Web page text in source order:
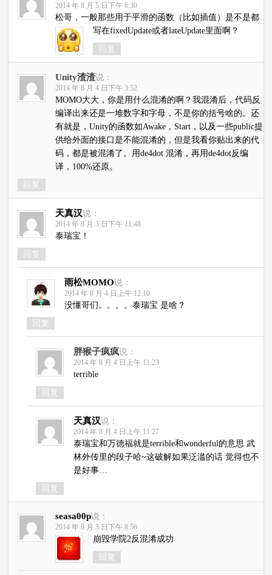
2014 年 8 月 5 日下午 6:30
松哥，一般那些用于平滑的函数（比如插值）是不是都
写在fixedUpdate或者lateUpdate里面啊？
回复
Unity渣渣说：
2014 年 8 月 4 日下午 3:52
MOMO大大，你是用什么混淆的啊？我混淆后，代码反
编译出来还是一堆数字和字母，不是你的括号啥的。还
有就是，Unity的函数如Awake，Start，以及一些public提
供给外面的接口是不能混淆的，但是我看你贴出来的代
码，都是被混淆了。用de4dot 混淆，再用de4dot反编
译，100%还原。
回复
天真汉说：
2014 年 8 月 3 日下午 11:48
泰瑞宝！
回复
雨松MOMO说：
2014 年 8 月 4 日上午 12:10
没懂哥们。。。。泰瑞宝 是啥？
回复
胖猴子疯疯说：
2014 年 8 月 4 日上午 11:23
terrible
回复
天真汉说：
2014 年 8 月 4 日上午 11:27
泰瑞宝和万德福就是terrible和wonderful的意思 武
林外传里的段子哈~这破解如果泛滥的话 觉得也不
是好事…
回复
seasa00p说：
2014 年 8 月 3 日下午 8:56
崩毁学院2反混淆成功
回复